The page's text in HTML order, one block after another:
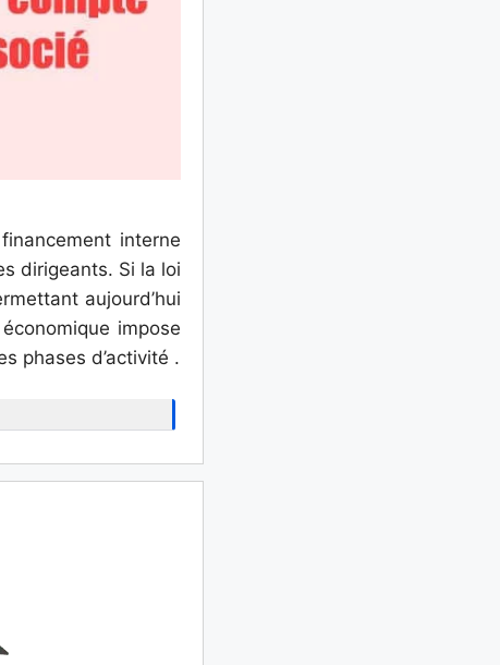
interne
dirigeants. Si la loi
aujourd’hui
impose
phases d’activité .